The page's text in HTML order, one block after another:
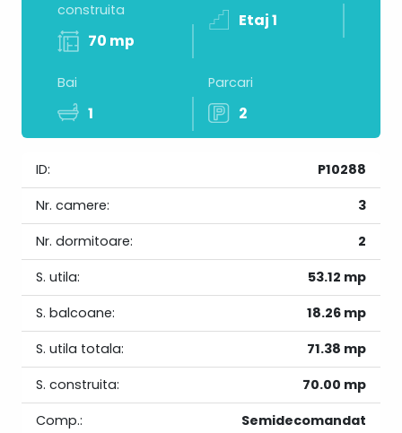
construita
70 mp
Etaj 1
Bai
1
Parcari
2
ID:
P10288
Nr. camere:
3
Nr. dormitoare:
2
S. utila:
53.12 mp
S. balcoane:
18.26 mp
S. utila totala:
71.38 mp
S. construita:
70.00 mp
Comp.:
Semidecomandat